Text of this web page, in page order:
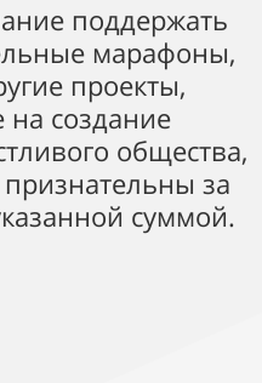
поддержать
марафоны,
проекты,
создание
общества,
за
суммой.